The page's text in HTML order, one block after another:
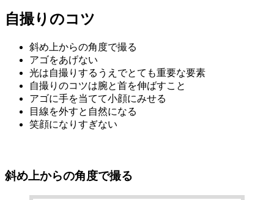
自撮りのコツ
斜め上からの角度で撮る
アゴをあげない
光は自撮りするうえでとても重要な要素
自撮りのコツは腕と首を伸ばすこと
アゴに手を当てて小顔にみせる
目線を外すと自然になる
笑顔になりすぎない
斜め上からの角度で撮る